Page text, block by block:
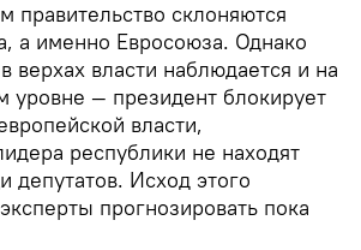
правительство склоняются
а именно Евросоюза. Однако
верхах власти наблюдается и на
уровне — президент блокирует
власти,
республики не находят
депутатов. Исход этого
прогнозировать пока